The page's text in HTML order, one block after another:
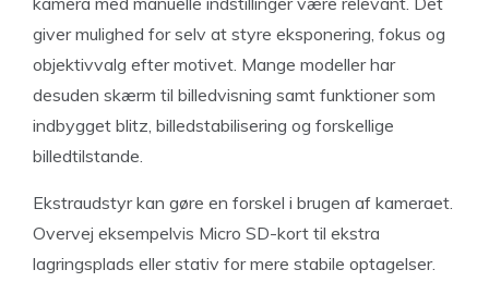
giver mulighed for selv at styre eksponering, fokus og
objektivvalg efter motivet. Mange modeller har
desuden skærm til billedvisning samt funktioner som
indbygget blitz, billedstabilisering og forskellige
billedtilstande.
Ekstraudstyr kan gøre en forskel i brugen af kameraet.
Overvej eksempelvis Micro SD-kort til ekstra
lagringsplads eller stativ for mere stabile optagelser.